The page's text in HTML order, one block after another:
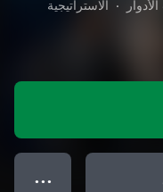
• الاستراتيجية
● ● ●